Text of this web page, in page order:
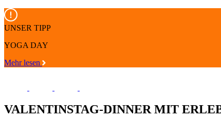
UNSER TIPP
YOGA DAY
Mehr lesen
VALENTINSTAG-DINNER MIT